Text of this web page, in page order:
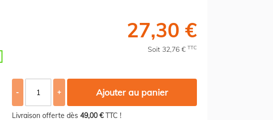
27,30 €
Soit 32,76 € TTC
- + Ajouter au panier
Livraison offerte dès 49,00 €TTC !